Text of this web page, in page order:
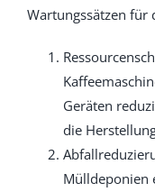
Wartungssätzen für
Geräten
die
Mülldeponien